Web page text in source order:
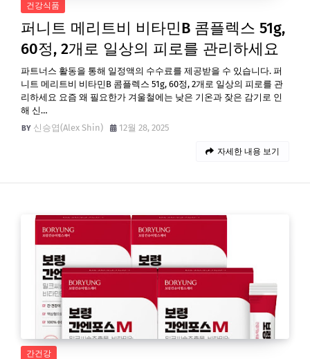
건강식품
퍼니트 메리트비 비타민B 콤플렉스 51g,
60정, 2개로 일상의 피로를 관리하세요
파트너스 활동을 통해 일정액의 수수료를 제공받을 수 있습니다. 퍼
니트 메리트비 비타민B 콤플렉스 51g, 60정, 2개로 일상의 피로를 관
리하세요 요즘 왜 필요한가 겨울철에는 낮은 기온과 잦은 감기로 인
해 신…
신승엽(Alex Shin)
12월 28, 2025
자세한 내용 보기
간건강